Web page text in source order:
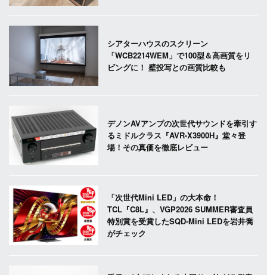
シアターハウスのスクリーン
「WCB2214WEM」で100型＆高画質をリ
ビングに！ 壁投写との画質比較も
デノンAVアンプの次世代サウンドを牽引す
るミドルクラス『AVR-X3900H』堂々登
場！その真価を徹底レビュー
「次世代Mini LED」の大本命！
TCL『C8L』、VGP2026 SUMMER審査員
特別賞を受賞したSQD-Mini LEDを岩井喬
がチェック